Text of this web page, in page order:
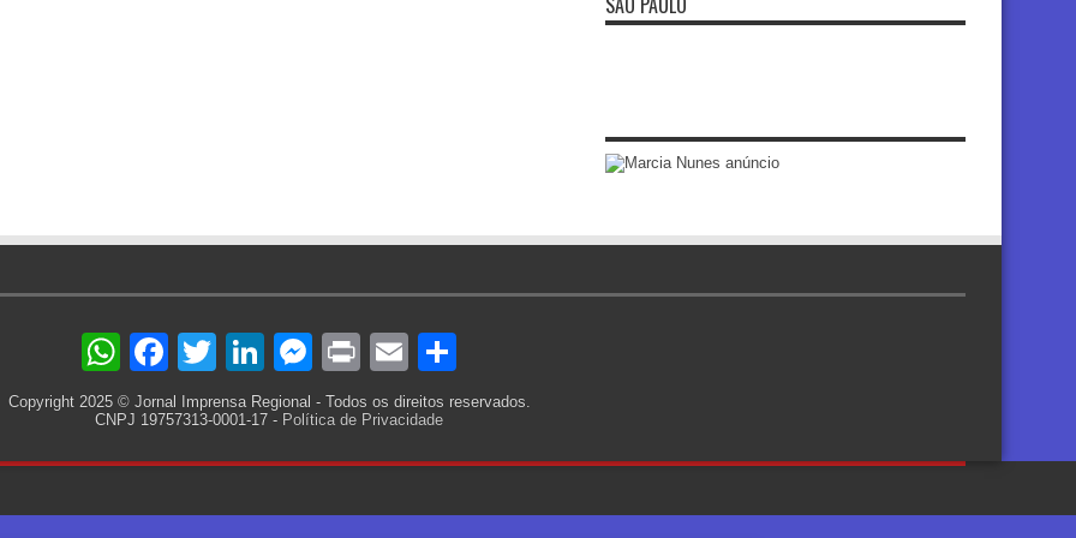
WhatsApp
Facebook
TwitterLinkedIn
Messenger
PrintEmail
Copyright 2025 © Jornal Imprensa Regional - Todos os direitos reservados.
CNPJ 19757313-0001-17 - Política de Privacidade